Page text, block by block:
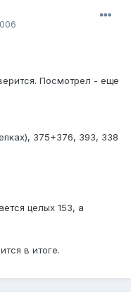
Посмотрел - еще
375+376, 393, 338
целых 153, а
в итоге.